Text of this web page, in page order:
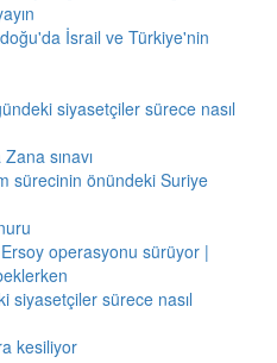
İsrail ve Türkiye'nin
siyasetçiler sürece nasıl
sınavı
sürecinin önündeki Suriye
operasyonu sürüyor |
siyasetçiler sürece nasıl
kesiliyor